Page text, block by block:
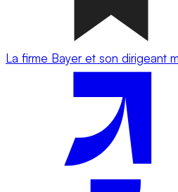
La firme Bayer et son dirigeant